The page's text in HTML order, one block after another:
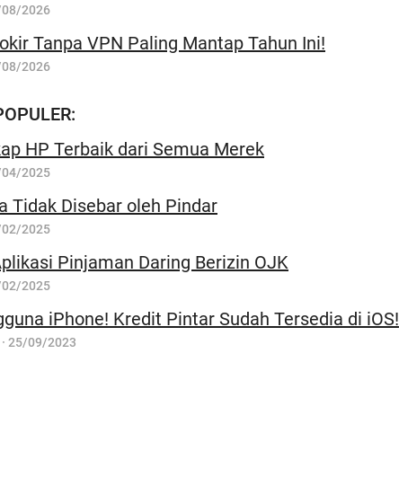
2026
Tanpa VPN Paling Mantap Tahun Ini!
2026
HP Terbaik dari Semua Merek
2025
Tidak Disebar oleh Pindar
2025
Pinjaman Daring Berizin OJK
2025
iPhone! Kredit Pintar Sudah Tersedia di iOS!
· 25/09/2023